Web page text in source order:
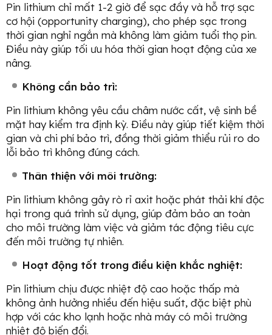
Pin lithium chỉ mất 1-2 giờ để sạc đầy và hỗ trợ sạc
cơ hội (opportunity charging), cho phép sạc trong
thời gian nghỉ ngắn mà không làm giảm tuổi thọ pin.
Điều này giúp tối ưu hóa thời gian hoạt động của xe
nâng.
Không cần bảo trì:
Pin lithium không yêu cầu châm nước cất, vệ sinh bề
mặt hay kiểm tra định kỳ. Điều này giúp tiết kiệm thời
gian và chi phí bảo trì, đồng thời giảm thiểu rủi ro do
lỗi bảo trì không đúng cách.
Thân thiện với môi trường:
Pin lithium không gây rò rỉ axit hoặc phát thải khí độc
hại trong quá trình sử dụng, giúp đảm bảo an toàn
cho môi trường làm việc và giảm tác động tiêu cực
đến môi trường tự nhiên.
Hoạt động tốt trong điều kiện khắc nghiệt:
Pin lithium chịu được nhiệt độ cao hoặc thấp mà
không ảnh hưởng nhiều đến hiệu suất, đặc biệt phù
hợp với các kho lạnh hoặc nhà máy có môi trường
nhiệt độ biến đổi.